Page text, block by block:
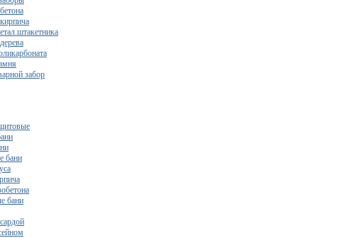
забор
бани
бани